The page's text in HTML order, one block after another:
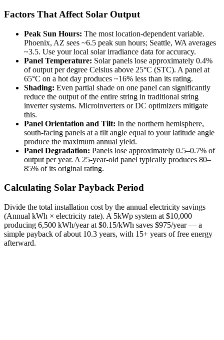
Factors That Affect Solar Output
Peak Sun Hours: The most location-dependent variable.
Phoenix, AZ sees ~6.5 peak sun hours; Seattle, WA averages
~3.5. Use your local solar irradiance data for accuracy.
Panel Temperature: Solar panels lose approximately 0.4%
of output per degree Celsius above 25°C (STC). A panel at
65°C on a hot day produces ~16% less than its rating.
Shading: Even partial shade on one panel can significantly
reduce the output of the entire string in traditional string
inverter systems. Microinverters or DC optimizers mitigate
this.
Panel Orientation and Tilt: In the northern hemisphere,
south-facing panels at a tilt angle equal to your latitude angle
produce the maximum annual yield.
Panel Degradation: Panels lose approximately 0.5–0.7% of
output per year. A 25-year-old panel typically produces 80–
85% of its original rating.
Calculating Solar Payback Period
Divide the total installation cost by the annual electricity savings
(Annual kWh × electricity rate). A 5kWp system at $10,000
producing 6,500 kWh/year at $0.15/kWh saves $975/year — a
simple payback of about 10.3 years, with 15+ years of free energy
afterward.